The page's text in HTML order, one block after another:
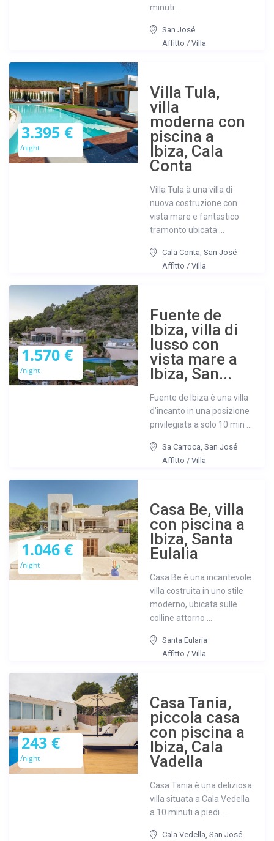
minuti ...
San José
Affitto /Villa
3.395 €
/night
Villa Tula,
villa
moderna con
piscina a
Ibiza, Cala
Conta
Villa Tula à una villa di
nuova costruzione con
vista mare e fantastico
tramonto ubicata ...
Cala Conta,San José
Affitto /Villa
1.570 €
/night
Fuente de
Ibiza, villa di
lusso con
vista mare a
Ibiza, San...
Fuente de Ibiza è una villa
d’incanto in una posizione
privilegiata a solo 10 min ...
Sa Carroca,San José
Affitto /Villa
1.046 €
/night
Casa Be, villa
con piscina a
Ibiza, Santa
Eulalia
Casa Be è una incantevole
villa costruita in uno stile
moderno, ubicata sulle
colline attorno ...
Santa Eularia
Affitto /Villa
243 €
/night
Casa Tania,
piccola casa
con piscina a
Ibiza, Cala
Vadella
Casa Tania è una deliziosa
villa situata a Cala Vedella
a 10 minuti a piedi ...
Cala Vedella,San José